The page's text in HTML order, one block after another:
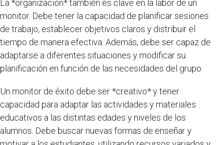
La *organización* también es clave en la labor de un
monitor. Debe tener la capacidad de planificar sesiones
de trabajo, establecer objetivos claros y distribuir el
tiempo de manera efectiva. Además, debe ser capaz de
adaptarse a diferentes situaciones y modificar su
planificación en función de las necesidades del grupo.
Un monitor de éxito debe ser *creativo* y tener
capacidad para adaptar las actividades y materiales
educativos a las distintas edades y niveles de los
alumnos. Debe buscar nuevas formas de enseñar y